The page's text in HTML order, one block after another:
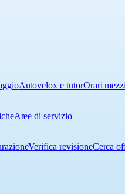
Autovelox e tutorOrari
Aree di servizio
Verifica revisioneCerca